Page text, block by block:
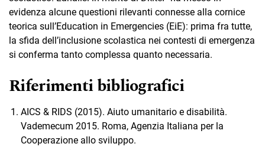
evidenza alcune questioni rilevanti connesse alla cornice
teorica sull’Education in Emergencies (EiE): prima fra tutte,
la sfida dell’inclusione scolastica nei contesti di emergenza
si conferma tanto complessa quanto necessaria.
Riferimenti bibliografici
AICS & RIDS (2015). Aiuto umanitario e disabilità.
Vademecum 2015. Roma, Agenzia Italiana per la
Cooperazione allo sviluppo.